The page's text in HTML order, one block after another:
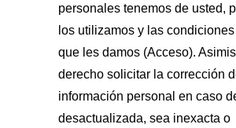
personales tenemos de usted,
los utilizamos y las
que les damos (Acceso).
derecho solicitar la corrección
información personal en caso
desactualizada, sea inexacta o